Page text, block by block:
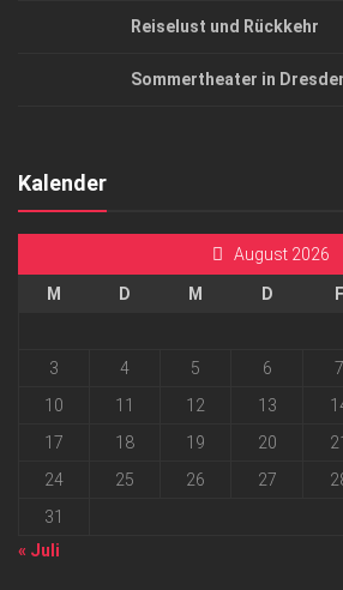
Reiselust und Rückkehr
Sommertheater in
Kalender
August 2026
M D M D F
3
4 5 6 7
10
11 12 13
17
18 19 20 21
24
25 26 27
31
« Juli